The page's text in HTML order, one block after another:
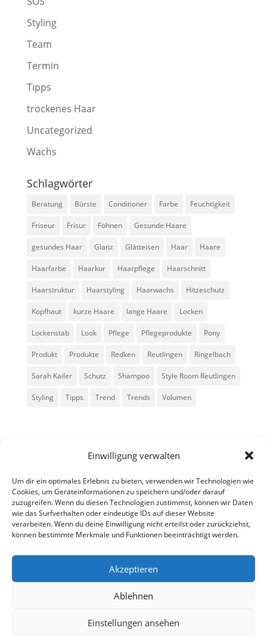
Einwilligung verwalten
Um dir ein optimales Erlebnis zu bieten, verwenden wir Technologien wie
Cookies, um Geräteinformationen zu speichern und/oder darauf
zuzugreifen. Wenn du diesen Technologien zustimmst, können wir Daten
wie das Surfverhalten oder eindeutige IDs auf dieser Website
verarbeiten. Wenn du deine Einwilligung nicht erteilst oder zurückziehst,
können bestimmte Merkmale und Funktionen beeinträchtigt werden.
Akzeptieren
Ablehnen
Einstellungen ansehen
Styling
Team
Termin
Tipps
trockenes Haar
Uncategorized
Wachs
Schlagwörter
Beratung Bürste Conditioner Farbe Feuchtigkeit
Friseur Frisur Föhnen Gesunde Haare
gesundes Haar Glanz Glätteisen Haar Haare
Haarfarbe Haarkur Haarpflege Haarschnitt
Haarstruktur Haarstyling Haarwachs Hitzeschutz
Kopfhaut kurze Haare lange Haare Locken
Lockenstab Look Pflege Pflegeprodukte Pony
Produkt Produkte Redken Reutlingen Ringelbach
Sarah Kailer Schutz Shampoo Style Room Reutlingen
Styling Tipps Trend Trends Volumen
Alle Rechte vorbehalten - Sarah Kailer